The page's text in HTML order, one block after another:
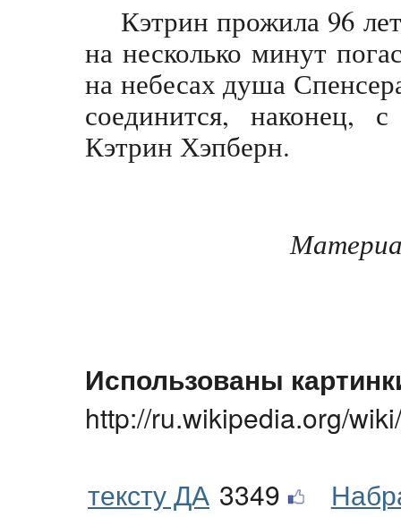
Кэтрин прожила 96
на несколько минут
на небесах душа
соединится, наконец,
Кэтрин Хэпберн.
Использованы
http://ru.wikipedia.org/
тексту ДА 3349